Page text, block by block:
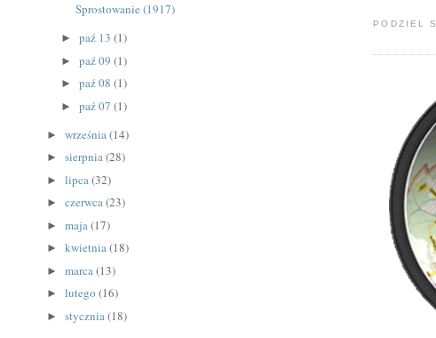
PODZIEL
Sprostowanie (1917)
► paź 13 (1)
► paź 09 (1)
► paź 08 (1)
► paź 07 (1)
►września(14)
►sierpnia(28)
►lipca(32)
►czerwca(23)
►maja(17)
►kwietnia(18)
►marca(13)
►lutego(16)
►stycznia(18)